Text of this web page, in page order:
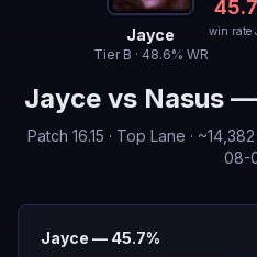
Jayce
Tier B · 48.6% WR
45.7
win rate
Jayce vs Nasus —
Patch 16.15 · Top Lane · ~14,382
08-
Jayce — 45.7%